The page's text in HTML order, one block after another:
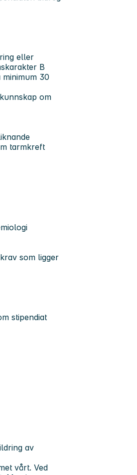
eller
B
30
om
tarmkreft
som ligger
stipendiat
av
vårt. Ved